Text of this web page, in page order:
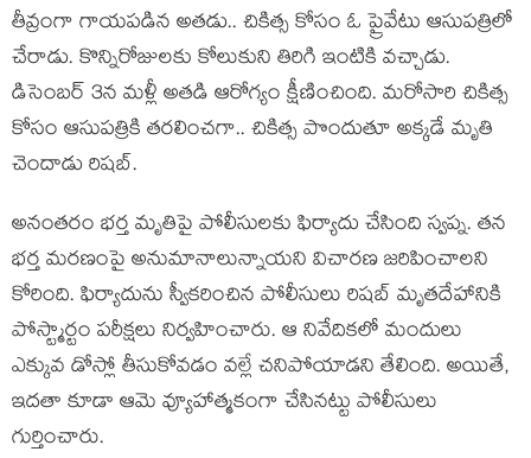
తీవ్రంగా గాయపడిన అతడు.. చికిత్స కోసం ఓ ప్రైవేటు ఆసుపత్రిలో
చేరాడు. కొన్నిరోజులకు కోలుకుని తిరిగి ఇంటికి వచ్చాడు.
డిసెంబర్ 3న మళ్లీ అతడి ఆరోగ్యం క్షీణించింది. మరోసారి చికిత్స
కోసం ఆసుపత్రికి తరలించగా.. చికిత్స పొందుతూ అక్కడే మృతి
చెందాడు రిషబ్.
అనంతరం భర్త మృతిపై పోలీసులకు ఫిర్యాదు చేసింది స్వప్న. తన
భర్త మరణంపై అనుమానాలున్నాయని విచారణ జరిపించాలని
కోరింది. ఫిర్యాదును స్వీకరించిన పోలీసులు రిషబ్ మృతదేహానికి
పోస్ట్మార్టం పరీక్షలు నిర్వహించారు. ఆ నివేదికలో మందులు
ఎక్కువ డోస్లో తీసుకోవడం వల్లే చనిపోయాడని తేలింది. అయితే,
ఇద‌తా కూడా ఆమె వ్యూహాత్మ‌కంగా చేసిన‌ట్టు పోలీసులు
గుర్తించారు.